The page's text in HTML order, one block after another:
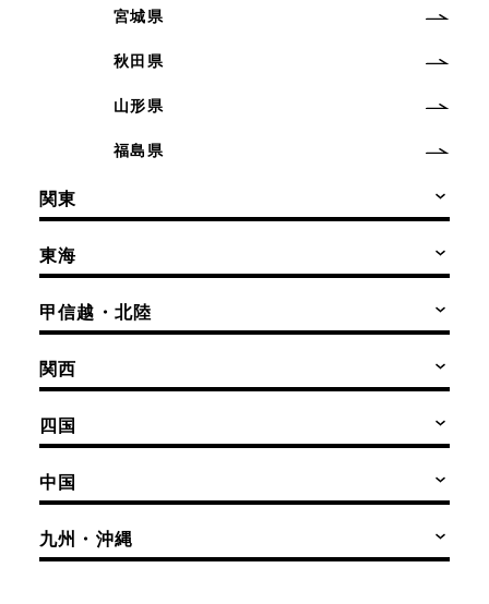
宮城県
秋田県
山形県
福島県
関東
東海
甲信越・北陸
関西
四国
中国
九州・沖縄